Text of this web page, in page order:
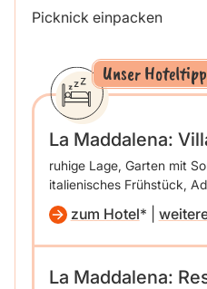
Picknick einpacken
Unser Hoteltipp
La Maddalena:
ruhige Lage, Garten mit
italienisches Frühstück,
zum Hotel
La Maddalena: